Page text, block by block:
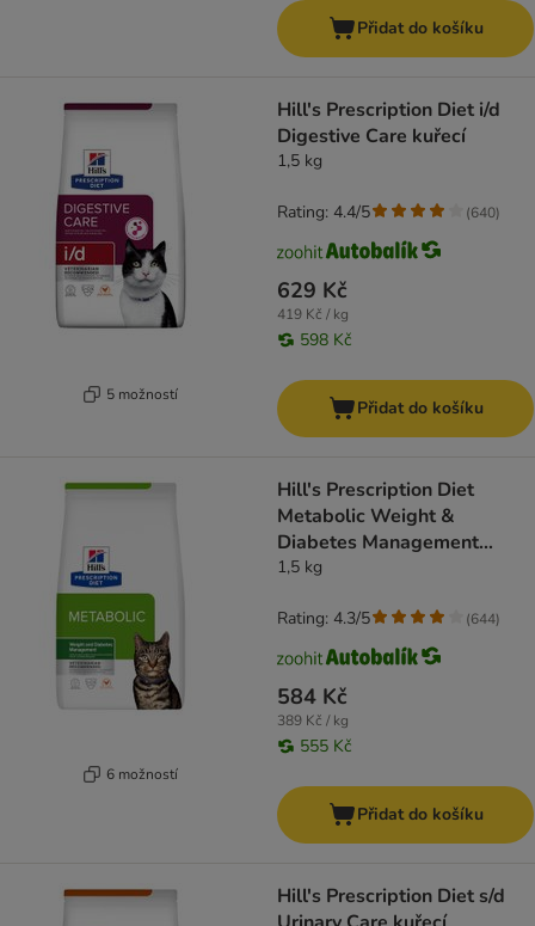
Přidat do košíku
5 možností
Hill's Prescription Diet i/d
Digestive Care kuřecí
1,5 kg
629 Kč
419 Kč / kg
598 Kč
Rating: 4.4/5 (640)
Přidat do košíku
6 možností
Hill's Prescription Diet
Metabolic Weight &
Diabetes Management
Chicken
1,5 kg
584 Kč
389 Kč / kg
555 Kč
Rating: 4.3/5 (644)
Přidat do košíku
Hill's Prescription Diet s/d